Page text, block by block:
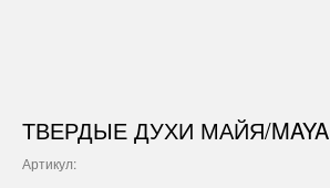
ТВЕРДЫЕ ДУХИ МАЙЯ/MAYA
Артикул: